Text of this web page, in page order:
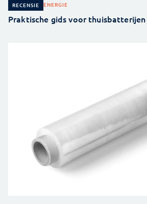
RECENSIE ENERGIE
Praktische gids voor thuisbatterijen